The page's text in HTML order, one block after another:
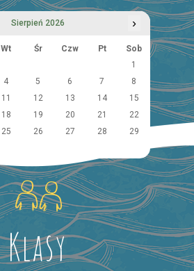
Sierpień 2026 ›
Wt Śr Czw Pt
Sob
1
4 5 6 7
8
11 12 13 14
15
18 19 20 21
22
25 26 27 28
29
Klasy